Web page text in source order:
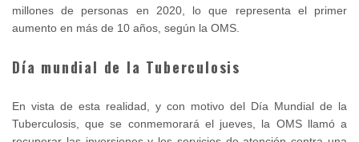
millones de personas en 2020, lo que representa el primer
aumento en más de 10 años, según la OMS.
Día mundial de la Tuberculosis
En vista de esta realidad, y con motivo del Día Mundial de la
Tuberculosis, que se conmemorará el jueves, la OMS llamó a